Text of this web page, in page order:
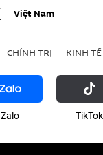
Việt Nam
CHÍNH TRỊ KINH TẾ
Zalo ТikТоk